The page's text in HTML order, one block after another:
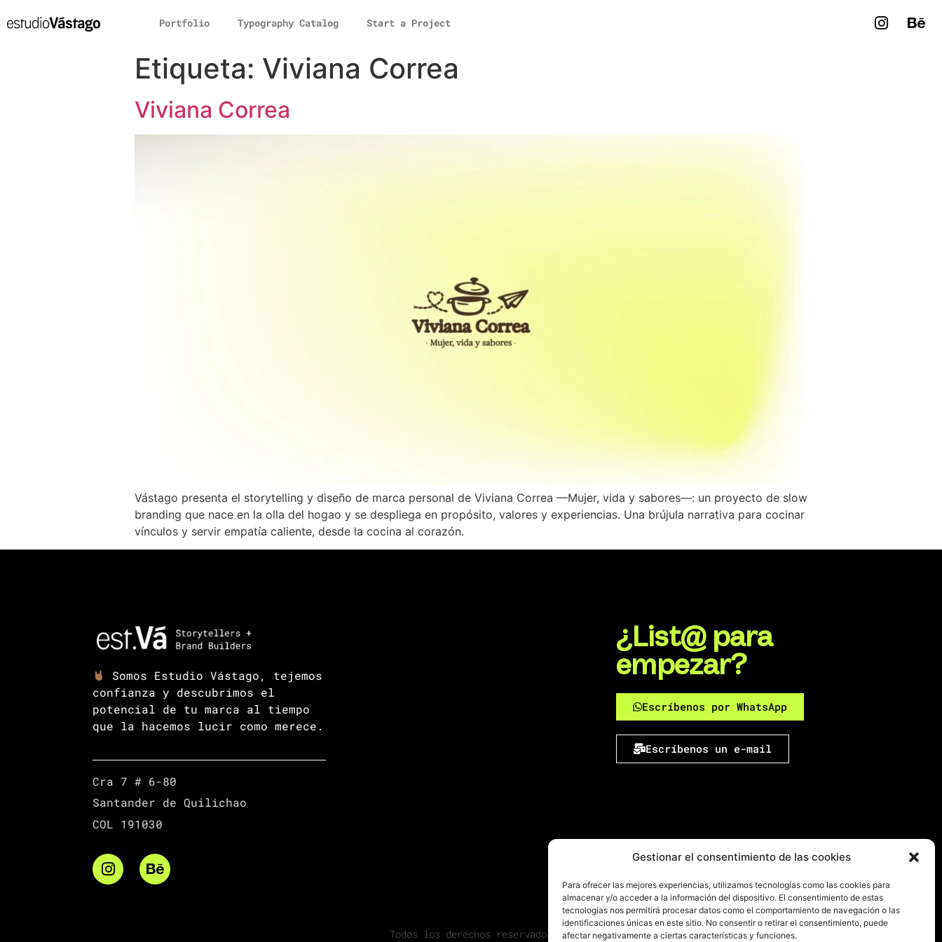
Gestionar el consentimiento de las cookies
Para ofrecer las mejores experiencias, utilizamos tecnologías como las cookies para
almacenar y/o acceder a la información del dispositivo. El consentimiento de estas
tecnologías nos permitirá procesar datos como el comportamiento de navegación o las
identificaciones únicas en este sitio. No consentir o retirar el consentimiento, puede
afectar negativamente a ciertas características y funciones.
Portfolio Typography Catalog Start a Project
Etiqueta: Viviana Correa
Viviana Correa
Vástago presenta el storytelling y diseño de marca personal de Viviana Correa —Mujer, vida y sabores—: un proyecto de slow
branding que nace en la olla del hogao y se despliega en propósito, valores y experiencias. Una brújula narrativa para cocinar
vínculos y servir empatía caliente, desde la cocina al corazón.
Somos Estudio Vástago, tejemos
confianza y descubrimos el
potencial de tu marca al tiempo
que la hacemos lucir como merece.
Cra 7 # 6-80
Santander de Quilichao
COL 191030
¿List@ para
empezar?
Escríbenos por WhatsApp
Escríbenos un e-mail
Todos los derechos reservados